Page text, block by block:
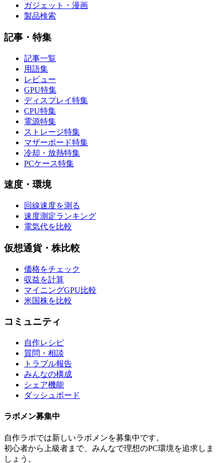
ガジェット・漫画
製品検索
記事・特集
記事一覧
用語集
レビュー
GPU特集
ディスプレイ特集
CPU特集
電源特集
ストレージ特集
マザーボード特集
冷却・放熱特集
PCケース特集
速度・環境
回線速度を測る
速度測定ランキング
電気代を比較
仮想通貨・株比較
価格をチェック
収益を計算
マイニングGPU比較
米国株を比較
コミュニティ
自作レシピ
質問・相談
トラブル報告
みんなの構成
シェア機能
ダッシュボード
ラボメン募集中
自作ラボでは新しいラボメンを募集中です。
初心者から上級者まで、みんなで理想のPC環境を追求しま
しょう。